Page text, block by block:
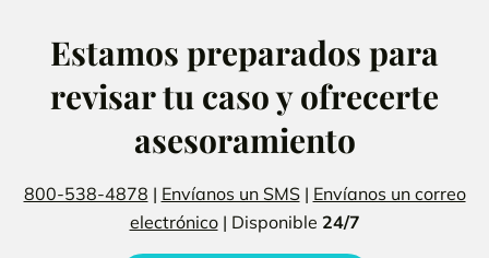
Estamos preparados para
revisar tu caso y ofrecerte
asesoramiento
800-538-4878 | Envíanos un SMS| Envíanos un correo
electrónico| Disponible 24/7